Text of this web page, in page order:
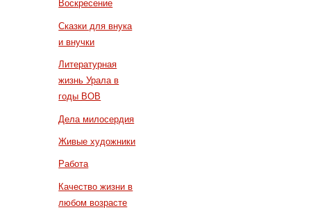
Воскресение
Сказки для внука
и внучки
Литературная
жизнь Урала в
годы ВОВ
Дела милосердия
Живые художники
Работа
Качество жизни в
любом возрасте